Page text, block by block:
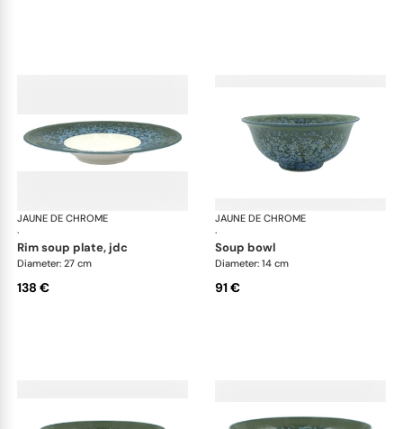
JAUNE DE CHROME
·
Nymphéa
rim soup plate, jdc
Diameter: 27 cm
138 €
JAUNE DE CHROME
·
soup bowl
Diameter: 14 cm
91 €